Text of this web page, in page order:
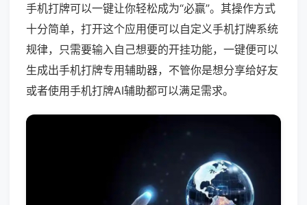
手机打牌可以一键让你轻松成为“必赢”。其操作方式
十分简单，打开这个应用便可以自定义手机打牌系统
规律，只需要输入自己想要的开挂功能，一键便可以
生成出手机打牌专用辅助器，不管你是想分享给好友
或者使用手机打牌AI辅助都可以满足需求。